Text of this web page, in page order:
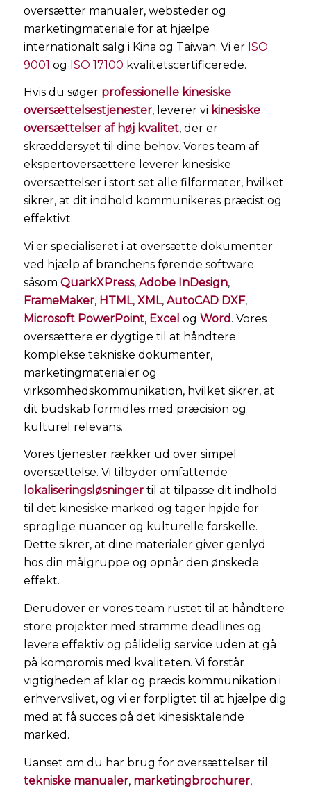
oversætter manualer, websteder og
marketingmateriale for at hjælpe
internationalt salg i Kina og Taiwan. Vi er ISO
9001 og ISO 17100 kvalitetscertificerede.
Hvis du søger professionelle kinesiske
oversættelsestjenester, leverer vi kinesiske
oversættelser af høj kvalitet, der er
skræddersyet til dine behov. Vores team af
ekspertoversættere leverer kinesiske
oversættelser i stort set alle filformater, hvilket
sikrer, at dit indhold kommunikeres præcist og
effektivt.
Vi er specialiseret i at oversætte dokumenter
ved hjælp af branchens førende software
såsom QuarkXPress, Adobe InDesign,
FrameMaker, HTML, XML, AutoCAD DXF,
Microsoft PowerPoint, Excel og Word. Vores
oversættere er dygtige til at håndtere
komplekse tekniske dokumenter,
marketingmaterialer og
virksomhedskommunikation, hvilket sikrer, at
dit budskab formidles med præcision og
kulturel relevans.
Vores tjenester rækker ud over simpel
oversættelse. Vi tilbyder omfattende
lokaliseringsløsningertil at tilpasse dit indhold
til det kinesiske marked og tager højde for
sproglige nuancer og kulturelle forskelle.
Dette sikrer, at dine materialer giver genlyd
hos din målgruppe og opnår den ønskede
effekt.
Derudover er vores team rustet til at håndtere
store projekter med stramme deadlines og
levere effektiv og pålidelig service uden at gå
på kompromis med kvaliteten. Vi forstår
vigtigheden af klar og præcis kommunikation i
erhvervslivet, og vi er forpligtet til at hjælpe dig
med at få succes på det kinesisktalende
marked.
Uanset om du har brug for oversættelser til
tekniske manualer, marketingbrochurer,